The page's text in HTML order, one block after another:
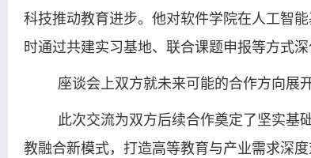
科技推动教育进步。他对软件学院在人工智
时通过共建实习基地、联合课题申报等方式深
座谈会上双方就未来可能的合作方向展
此次交流为双方后续合作奠定了坚实基
教融合新模式，打造高等教育与产业需求深度